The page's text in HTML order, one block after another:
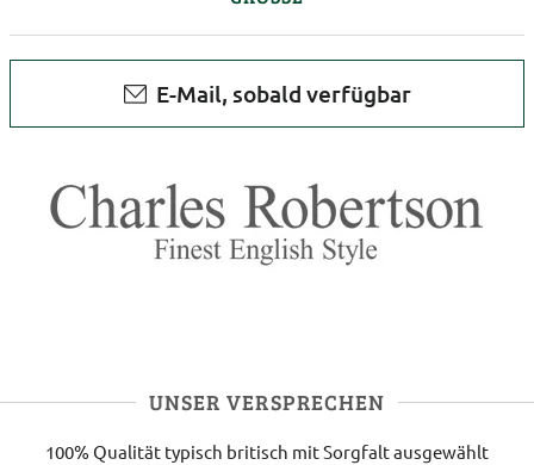
E-Mail, sobald verfügbar
UNSER VERSPRECHEN
100% Qualität typisch britisch mit Sorgfalt ausgewählt